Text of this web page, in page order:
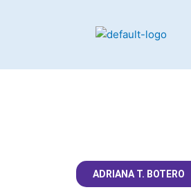
ADRIANA T. BOTERO